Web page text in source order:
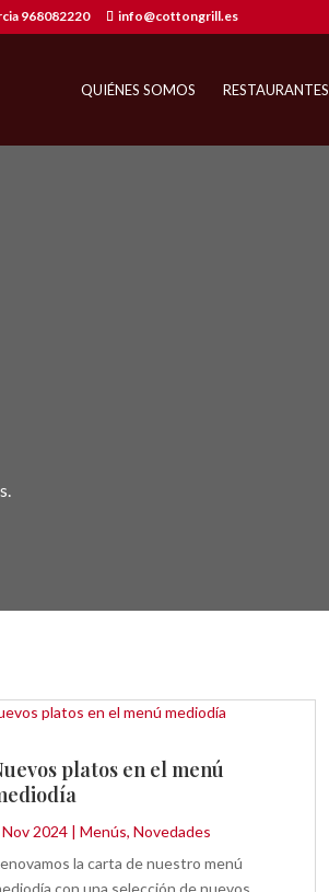
968082220 info@cottongrill.es
QUIÉNES SOMOS RESTAURANTES
platos en el menú
Nov 2024| Menús, Novedades
la carta de nuestro menú
con una selección de nuevos